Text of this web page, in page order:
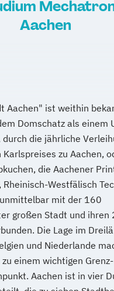
Administration
Management New
(DE/EN)
(DE/EN)
Pflege
(DE/EN)
Aachen
Aachen" ist weithin
Domschatz als einem
die jährliche
zu Aachen,
die Aachener
Rheinisch-Westfälisch
mit der 160
großen Stadt und ihren
Die Lage im
und Niederlande
einem wichtigen
Aachen ist in vier